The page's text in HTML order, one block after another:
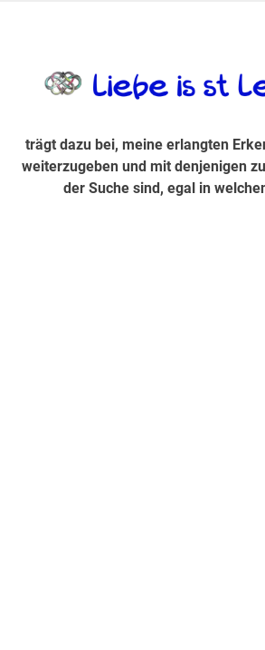
Suche sind, egal in
trägt dazu bei, meine erlangten
weiterzugeben und mit denjenigen
der Suche sind, egal in